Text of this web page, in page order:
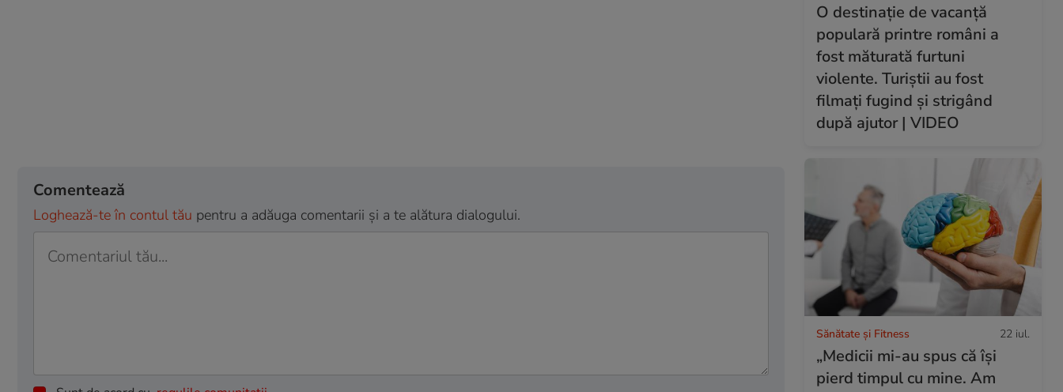
Comentează
Loghează-te în contul tău pentru a adăuga comentarii și a te alătura dialogului.
O destinație de vacanță
populară printre români a
fost măturată furtuni
violente. Turiștii au fost
filmați fugind și strigând
după ajutor | VIDEO
Sănătate și Fitness 22 iul.
„Medicii mi-au spus că își
pierd timpul cu mine. Am